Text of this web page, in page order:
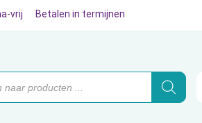
Onze merken Hoe begin ik?
vrij Betalen in termijnen